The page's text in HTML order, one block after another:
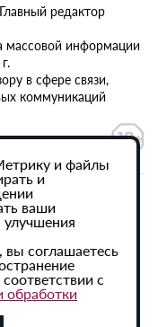
редактор
массовой информации
в сфере связи,
коммуникаций
данных
активная
и файлы
и
ваши
соглашаетесь
с